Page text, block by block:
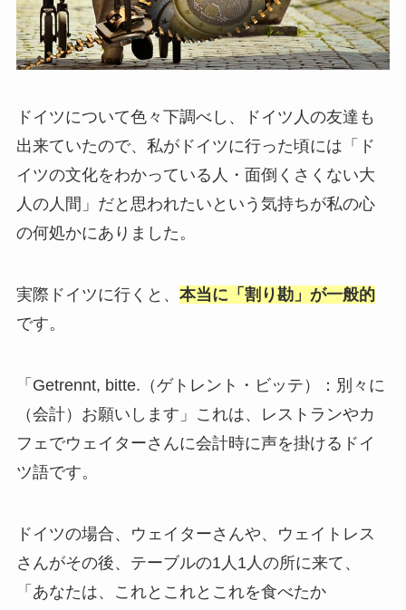
ドイツについて色々下調べし、ドイツ人の友達も
出来ていたので、私がドイツに行った頃には「ド
イツの文化をわかっている人・面倒くさくない大
人の人間」だと思われたいという気持ちが私の心
の何処かにありました。
実際ドイツに行くと、 本当に「割り勘」が一般的
です。
「Getrennt, bitte.（ゲトレント・ビッテ）：別々に
（会計）お願いします」これは、レストランやカ
フェでウェイターさんに会計時に声を掛けるドイ
ツ語です。
ドイツの場合、ウェイターさんや、ウェイトレス
さんがその後、テーブルの1人1人の所に来て、
「あなたは、これとこれとこれを食べたか